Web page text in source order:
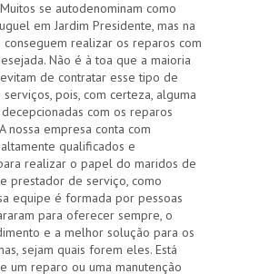
se autodenominam como
em Jardim Presidente, mas na
conseguem realizar os reparos com
Não é à toa que a maioria
de contratar esse tipo de
pois, com certeza, alguma
com os reparos
nossa empresa conta com
qualificados e
realizar o papel do maridos de
prestador de serviço, como
equipe é formada por pessoas
para oferecer sempre, o
e a melhor solução para os
sejam quais forem eles. Está
um reparo ou uma manutenção